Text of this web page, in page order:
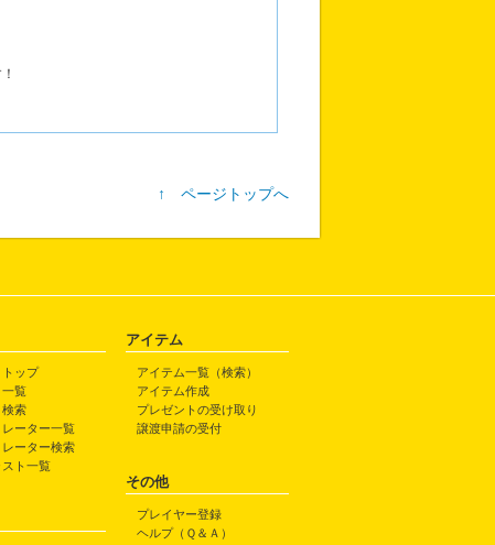
↑ ページトップへ
トップ
一覧
検索
レーター一覧
レーター検索
スト一覧
アイテム
アイテム一覧（検索）
アイテム作成
プレゼントの受け取り
譲渡申請の受付
その他
プレイヤー登録
ヘルプ（Ｑ＆Ａ）